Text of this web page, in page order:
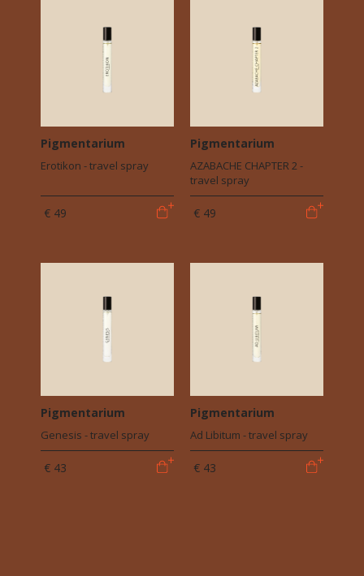
Pigmentarium
Erotikon - travel spray
€ 49
Pigmentarium
AZABACHE CHAPTER 2 -
travel spray
€ 49
Pigmentarium
Genesis - travel spray
€ 43
Pigmentarium
Ad Libitum - travel spray
€ 43